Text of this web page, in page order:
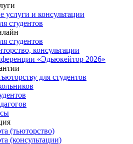
услуги и консультации
студентов
студентов
консультации
«Эдьюкейтор 2026»
для студентов
(тьюторство)
(консультации)